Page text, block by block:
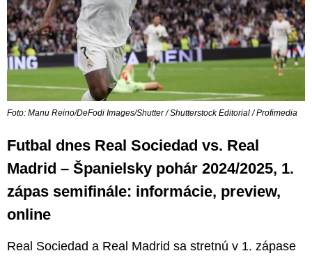
Foto: Manu Reino/DeFodi Images/Shutter / Shutterstock Editorial / Profimedia
Futbal dnes Real Sociedad vs. Real
Madrid – Španielsky pohár 2024/2025, 1.
zápas semifinále: informácie, preview,
online
Real Sociedad a Real Madrid sa stretnú v 1. zápase